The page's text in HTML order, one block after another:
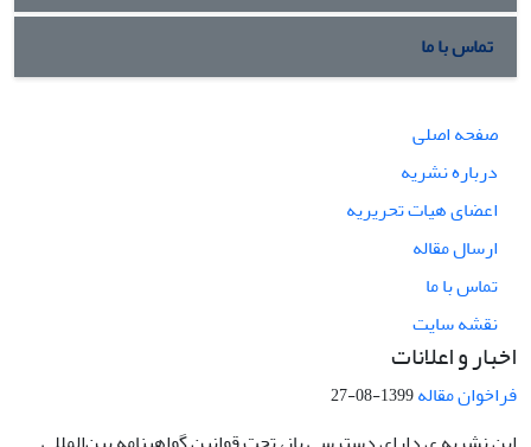
تماس با ما
صفحه اصلی
درباره نشریه
اعضای هیات تحریریه
ارسال مقاله
تماس با ما
نقشه سایت
اخبار و اعلانات
فراخوان مقاله1399-08-27